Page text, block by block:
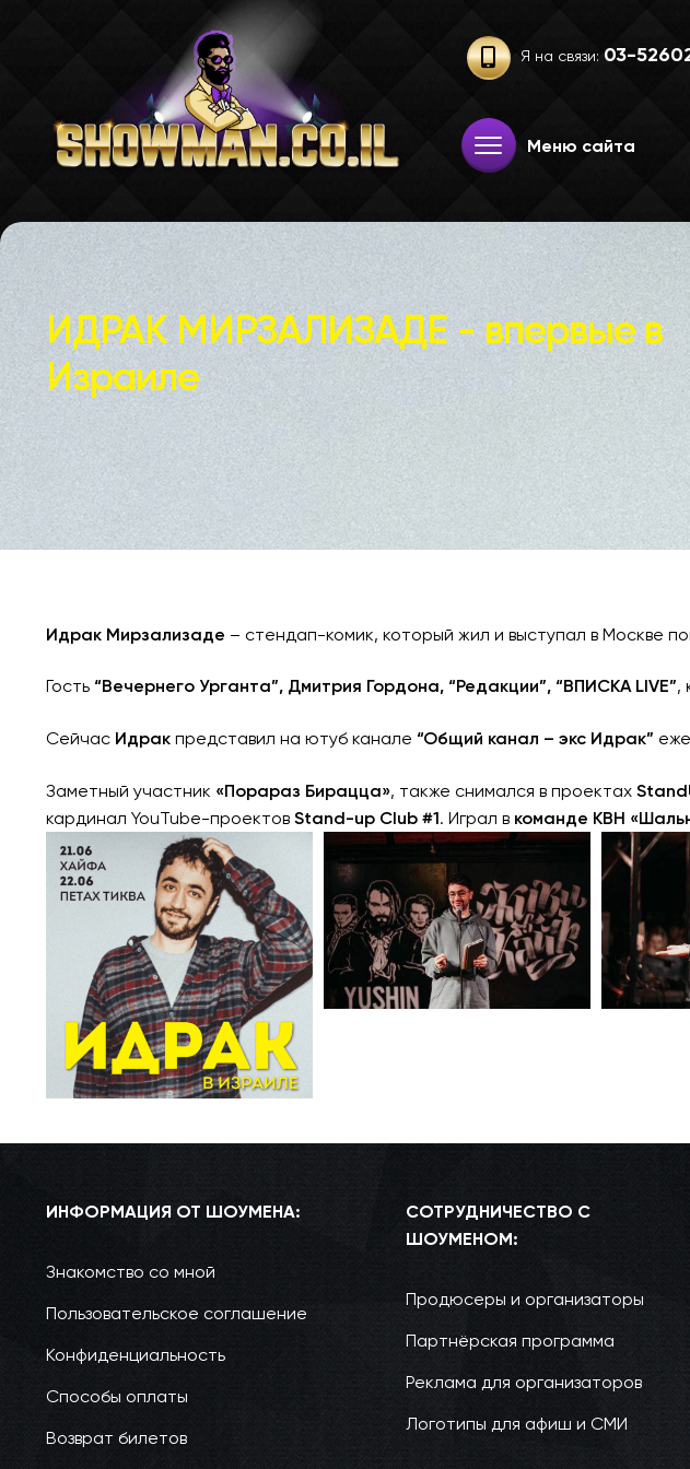
Я на связи: 03-
Меню сайта
ИДРАК МИРЗАЛИЗАДЕ - впервые в
Израиле
Идрак Мирзализаде – стендап-комик, который жил и выступал в Москве
Гость “Вечернего Урганта”, Дмитрия Гордона, “Редакции”, “ВПИСКА LIVE”,
Сейчас Идракпредставил на ютуб канале “Общий канал – экс Идрак”
Заметный участник «Порараз Бирацца», также снимался в проектах
кардинал YouTube-проектов Stand-up Club #1. Играл в команде КВН
ИНФОРМАЦИЯ ОТ ШОУМЕНА:
Знакомство со мной
Пользовательское соглашение
Конфиденциальность
Способы оплаты
Возврат билетов
СОТРУДНИЧЕСТВО С
ШОУМЕНОМ:
Продюсеры и организаторы
Партнёрская программа
Реклама для организаторов
Логотипы для афиш и СМИ